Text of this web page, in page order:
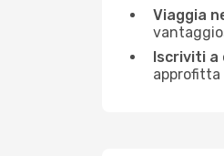
Viaggia
Iscriviti a
approfitta